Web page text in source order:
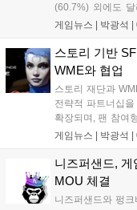
(60.7%) 외에도
등 다양한 목적으
초반 남성이 주축
게임뉴스 | 박광석 |
스토리 기반
WME와 협업
스토리 재단과
전략적 파트너십
확장되며, 팬 참여
은 AI, 블록체인 기
명 이상의 사용자
의 공동 창작 세션
게임뉴스 | 박광석 |
니즈퍼샌드, 게
MOU 체결
니즈퍼샌드와 펑